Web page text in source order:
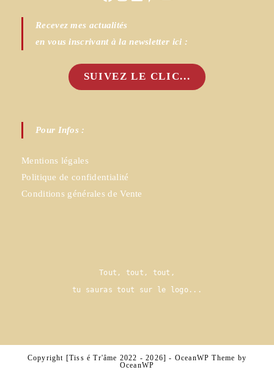
Recevez mes actualités
en vous inscrivant à la newsletter ici :
SUIVEZ LE CLIC...
Pour Infos :
Mentions légales
Politique de confidentialité
Conditions générales de Vente
Tout, tout, tout,
tu sauras tout sur le logo.. .
Copyright [Tiss é Tr'âme 2022 - 2026] - OceanWP Theme by
OceanWP